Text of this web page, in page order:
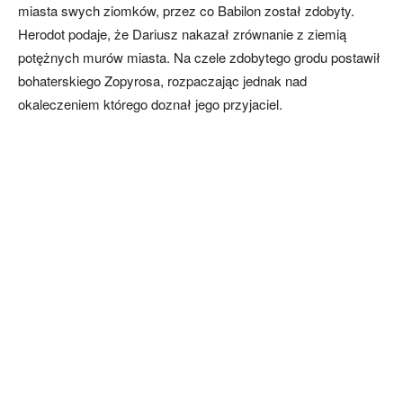
miasta swych ziomków, przez co Babilon został zdobyty.
Herodot podaje, że Dariusz nakazał zrównanie z ziemią
potężnych murów miasta. Na czele zdobytego grodu postawił
bohaterskiego Zopyrosa, rozpaczając jednak nad
okaleczeniem którego doznał jego przyjaciel.